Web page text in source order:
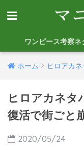
ワンピース考察ネ
ホーム ヒロアカネ
ヒロアカネタ
復活で街ごと
2020/05/24